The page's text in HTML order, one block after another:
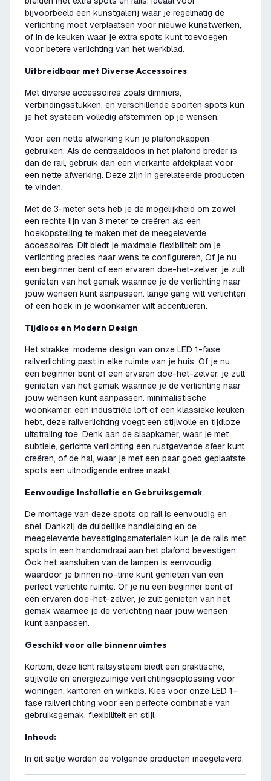
bijvoorbeeld een kunstgalerij waar je regelmatig de
verlichting moet verplaatsen voor nieuwe kunstwerken,
of in de keuken waar je extra spots kunt toevoegen
voor betere verlichting van het werkblad.
Uitbreidbaar met Diverse Accessoires
Met diverse accessoires zoals dimmers,
verbindingsstukken, en verschillende soorten spots kun
je het systeem volledig afstemmen op je wensen.
Voor een nette afwerking kun je plafondkappen
gebruiken. Als de centraaldoos in het plafond breder is
dan de rail, gebruik dan een vierkante afdekplaat voor
een nette afwerking. Deze zijn in gerelateerde producten
te vinden.
Met de 3-meter sets heb je de mogelijkheid om zowel
een rechte lijn van 3 meter te creëren als een
hoekopstelling te maken met de meegeleverde
accessoires. Dit biedt je maximale flexibiliteit om je
verlichting precies naar wens te configureren, Of je nu
een beginner bent of een ervaren doe-het-zelver, je zult
genieten van het gemak waarmee je de verlichting naar
jouw wensen kunt aanpassen. lange gang wilt verlichten
of een hoek in je woonkamer wilt accentueren.
Tijdloos en Modern Design
Het strakke, moderne design van onze LED 1-fase
railverlichting past in elke ruimte van je huis. Of je nu
een beginner bent of een ervaren doe-het-zelver, je zult
genieten van het gemak waarmee je de verlichting naar
jouw wensen kunt aanpassen. minimalistische
woonkamer, een industriële loft of een klassieke keuken
hebt, deze railverlichting voegt een stijlvolle en tijdloze
uitstraling toe. Denk aan de slaapkamer, waar je met
subtiele, gerichte verlichting een rustgevende sfeer kunt
creëren, of de hal, waar je met een paar goed geplaatste
spots een uitnodigende entree maakt.
Eenvoudige Installatie en Gebruiksgemak
De montage van deze spots op rail is eenvoudig en
snel. Dankzij de duidelijke handleiding en de
meegeleverde bevestigingsmaterialen kun je de rails met
spots in een handomdraai aan het plafond bevestigen.
Ook het aansluiten van de lampen is eenvoudig,
waardoor je binnen no-time kunt genieten van een
perfect verlichte ruimte. Of je nu een beginner bent of
een ervaren doe-het-zelver, je zult genieten van het
gemak waarmee je de verlichting naar jouw wensen
kunt aanpassen.
Geschikt voor alle binnenruimtes
Kortom, deze licht railsysteem biedt een praktische,
stijlvolle en energiezuinige verlichtingsoplossing voor
woningen, kantoren en winkels. Kies voor onze LED 1-
fase railverlichting voor een perfecte combinatie van
gebruiksgemak, flexibiliteit en stijl.
Inhoud:
In dit setje worden de volgende producten meegeleverd: